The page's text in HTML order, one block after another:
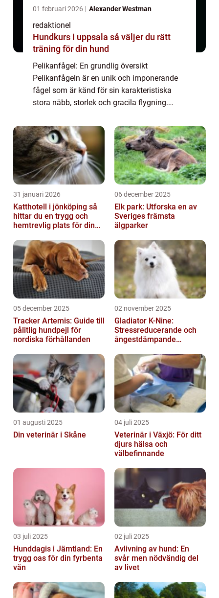
01 februari 2026 Alexander Westman
redaktionel
Hundkurs i uppsala så väljer du rätt
träning för din hund
Pelikanfågel: En grundlig översikt
Pelikanfågeln är en unik och imponerande
fågel som är känd för sin karakteristiska
stora näbb, storlek och gracila flygning.
pelikanfågelns olika aspekter, inklusive dess
kännetecke...
31 januari 2026
Katthotell i jönköping så
hittar du en trygg och
hemtrevlig plats för din
06 december 2025
Elk park: Utforska en av
Sveriges främsta
älgparker
05 december 2025
Tracker Artemis: Guide till
pålitlig hundpejl för
nordiska förhållanden
02 november 2025
Gladiator K-Nine:
Stressreducerande och
ångestdämpande
01 augusti 2025
Din veterinär i Skåne
04 juli 2025
Veterinär i Växjö: För ditt
djurs hälsa och
välbefinnande
03 juli 2025
Hunddagis i Jämtland: En
trygg oas för din fyrbenta
vän
02 juli 2025
Avlivning av hund: En
svår men nödvändig del
av livet